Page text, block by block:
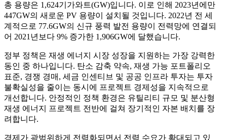
총 용량은 1,624기가와트(GW)입니다. 이로 인해 2023년에만
447GW의 새로운 PV 용량이 설치될 것입니다. 2022년 전 세
계적으로 77.6GW의 신규 풍력 발전 용량이 전력망에 연결되
어 2021년보다 9% 증가한 1,906GW에 달했습니다.
정부 정책은 재생 에너지 시장 성장을 지원하는 가장 강력한
동인 중 하나입니다. 탄소 감축 약속, 재생 가능 포트폴리오
표준, 경쟁 경매, 세금 인센티브 및 공공 인프라 투자는 투자
불확실성을 줄이는 동시에 프로젝트 경제성을 지속적으로
개선합니다. 안정적인 정책 환경은 유틸리티 규모 및 분산형
재생 에너지 프로젝트 전반에 걸쳐 장기적인 자본 배치를 장
려합니다.
경제가 광범위하게 전력화되면서 전력 수요가 확대되고 있